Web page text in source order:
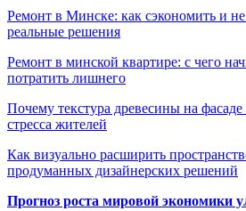
Ремонт в Минске: как сэкономить и
реальные решения
Ремонт в минской квартире: с чего
потратить лишнего
Почему текстура древесины на
стресса жителей
Как визуально расширить
продуманных дизайнерских решений
Прогноз роста мировой экономики